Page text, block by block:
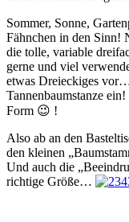
Sommer, Sonne,
Fähnchen in den Sinn!
die tolle, variable
gerne und viel
etwas Dreieckiges
Tannenbaumstanze
Form 😉 !
Also ab an den
den kleinen
Und auch die
richtige Größe…